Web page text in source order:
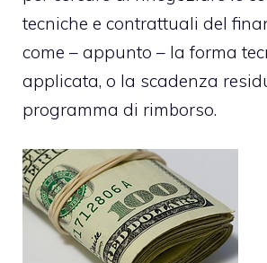
tecniche e contrattuali del
come – appunto – la forma
applicata, o la scadenza
programma di rimborso.